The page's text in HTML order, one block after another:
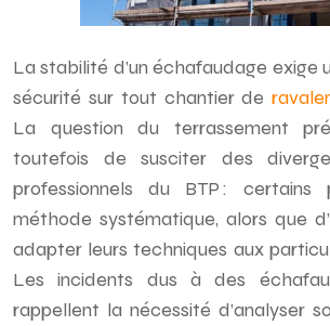
La stabilité d’un échafaudage exige
sécurité sur tout chantier de
La question du terrassement
toutefois de susciter des
professionnels du BTP : certains
méthode systématique, alors que
adapter leurs techniques aux
Les incidents dus à des
rappellent la nécessité d’analyser